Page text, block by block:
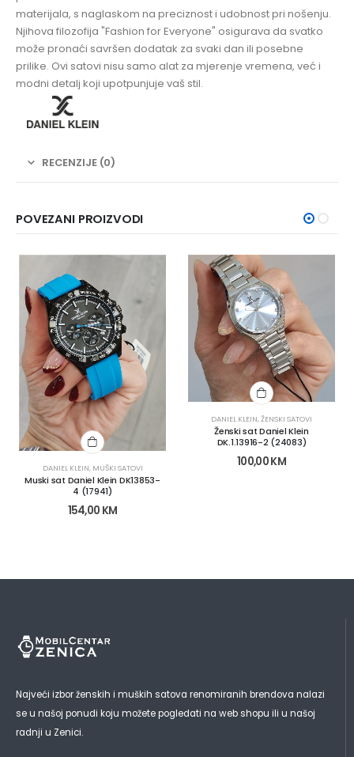
materijala, s naglaskom na preciznost i udobnost pri nošenju.
Njihova filozofija "Fashion for Everyone" osigurava da svatko
može pronaći savršen dodatak za svaki dan ili posebne
prilike. Ovi satovi nisu samo alat za mjerenje vremena, već i
modni detalj koji upotpunjuje vaš stil.
RECENZIJE (0)
POVEZANI PROIZVODI
DANIEL KLEIN, MUŠKI SATOVI
Muski sat Daniel Klein DK13853-
4 (17941)
154,00 KM
DANIEL KLEIN,ŽENSKI SATOVI
Ženski sat Daniel Klein
DK.1.13916-2 (24083)
100,00KM
Najveći izbor ženskih i muških satova renomiranih brendova nalazi
se u našoj ponudi koju možete pogledati na web shopu ili u našoj
radnji u Zenici.